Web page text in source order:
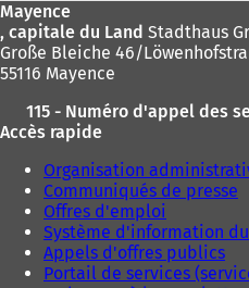
Mayence
, capitale du Land Stadthaus
Große Bleiche 46/
55116 Mayence
115 - Numéro d'appel des
Accès rapide
Organisation
Communiqués de presse
Offres d'emploi
Système d'information
Appels d'offres publics
Portail de services